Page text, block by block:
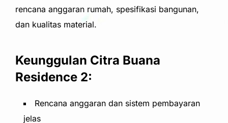
rencana anggaran rumah, spesifikasi bangunan,
dan kualitas material.
Keunggulan Citra Buana
Residence 2:
Rencana anggaran dan sistem pembayaran
jelas